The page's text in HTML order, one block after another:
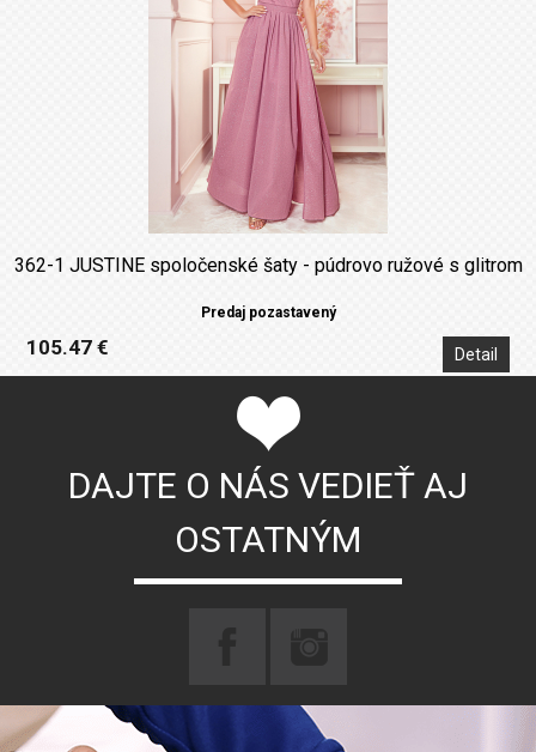
362-1 JUSTINE spoločenské šaty - púdrovo ružové s glitrom
Predaj pozastavený
105.47 € Detail
DAJTE O NÁS VEDIEŤ AJ
OSTATNÝM